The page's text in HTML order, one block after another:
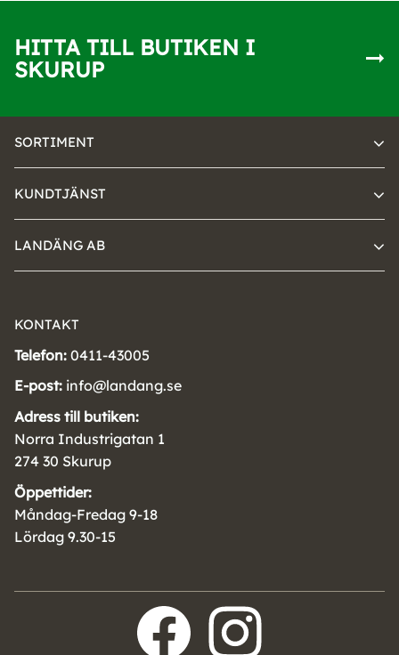
HITTA TILL BUTIKEN I
SKURUP
SORTIMENT
KUNDTJÄNST
LANDÄNG AB
KONTAKT
Telefon: 0411-43005
E-post: info@landang.se
Adress till butiken:
Norra Industrigatan 1
274 30 Skurup
Öppettider:
Måndag-Fredag 9-18
Lördag 9.30-15